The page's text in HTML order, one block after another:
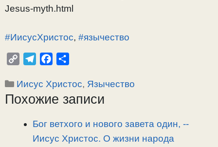
Jesus-myth.html
#ИисусХристос, #язычество
p
y
l
e
r
a
c
e
o
п
р
в
Рубрики
Иисус Христос, Язычество
Похожие записи
Бог ветхого и нового завета один, -­
Иисус Христос. О жизни народа